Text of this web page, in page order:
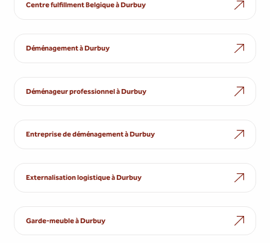
Centre fulfillment Belgique à Durbuy
Déménagement à Durbuy
Déménageur professionnel à Durbuy
Entreprise de déménagement à Durbuy
Externalisation logistique à Durbuy
Garde-meuble à Durbuy